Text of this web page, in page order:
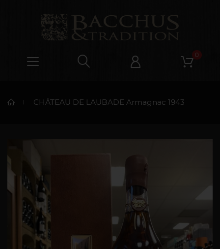
0
CHÂTEAU DE LAUBADE Armagnac 1943